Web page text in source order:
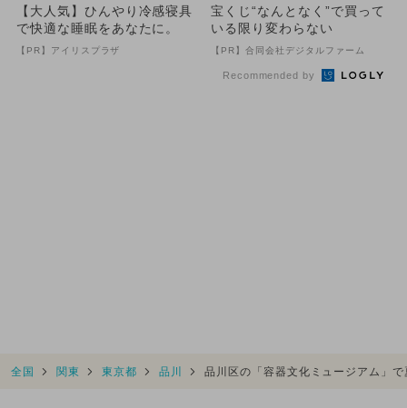
【大人気】ひんやり冷感寝具
で快適な睡眠をあなたに。
【PR】アイリスプラザ
宝くじ“なんとなく”で買って
いる限り変わらない
【PR】合同会社デジタルファーム
Recommended by
全国 関東 東京都 品川 品川区の「容器文化ミュージアム」